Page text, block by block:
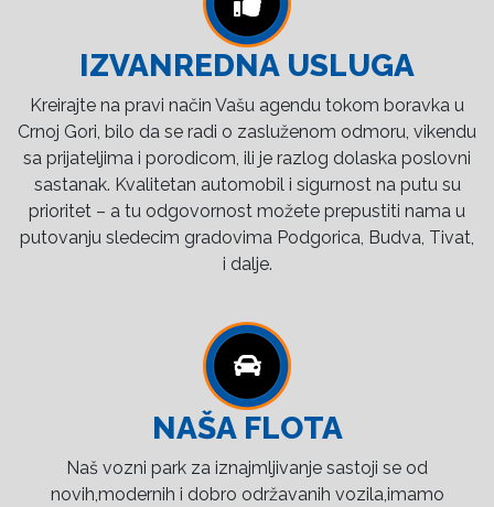
IZVANREDNA USLUGA
Kreirajte na pravi način Vašu agendu tokom boravka u
Crnoj Gori, bilo da se radi o zasluženom odmoru, vikendu
sa prijateljima i porodicom, ili je razlog dolaska poslovni
sastanak. Kvalitetan automobil i sigurnost na putu su
prioritet – a tu odgovornost možete prepustiti nama u
putovanju sledecim gradovima Podgorica, Budva, Tivat,
i dalje.
NAŠA FLOTA
Naš vozni park za iznajmljivanje sastoji se od
novih,modernih i dobro održavanih vozila,imamo